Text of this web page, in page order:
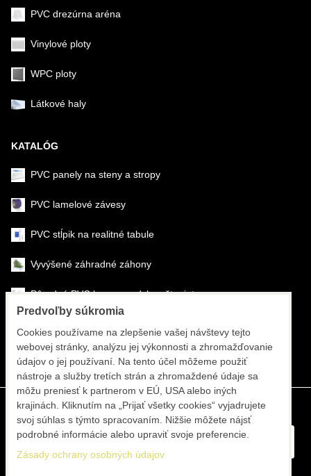
PVC drezúrna aréna
Vinylové ploty
WPC ploty
Látkové haly
KATALÓG
PVC panely na steny a stropy
PVC lamelové závesy
PVC stĺpik na realitné tabule
Vyvýšené záhradné záhony
Pôrodné PVC boxy na odchov šteniat
Športové systémy
Predvoľby súkromia
Cookies používame na zlepšenie vašej návštevy tejto
webovej stránky, analýzu jej výkonnosti a zhromažďovanie
údajov o jej používaní. Na tento účel môžeme použiť
nástroje a služby tretích strán a zhromaždené údaje sa
môžu preniesť k partnerom v EÚ, USA alebo iných
krajinách. Kliknutím na „Prijať všetky cookies“ vyjadrujete
svoj súhlas s týmto spracovaním. Nižšie môžete nájsť
podrobné informácie alebo upraviť svoje preferencie.
Zásady ochrany osobných údajov